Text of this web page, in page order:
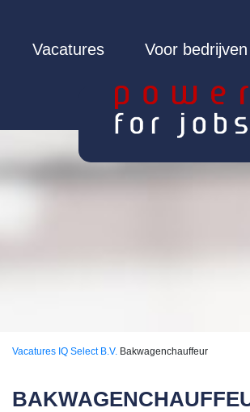
Vacatures Voor bedrijven
Vacatures IQ Select B.V. Bakwagenchauffeur